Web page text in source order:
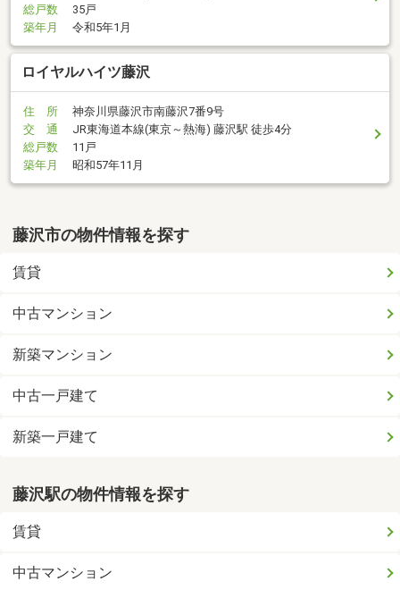
総戸数
35戸
築年月
令和5年1月
ロイヤルハイツ藤沢
住 所
神奈川県藤沢市南藤沢7番9号
交 通
JR東海道本線(東京～熱海) 藤沢駅 徒歩4分
総戸数
11戸
築年月
昭和57年11月
藤沢市の物件情報を探す
賃貸
中古マンション
新築マンション
中古一戸建て
新築一戸建て
藤沢駅の物件情報を探す
賃貸
中古マンション